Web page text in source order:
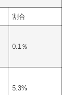
割合
0.1％
5.3%